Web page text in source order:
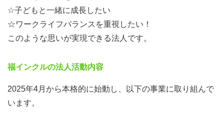
☆子どもと一緒に成長したい
☆ワークライフバランスを重視したい！
このような思いが実現できる法人です。
福インクルの法人活動内容
2025年4月から本格的に始動し、以下の事業に取り組んで
います。